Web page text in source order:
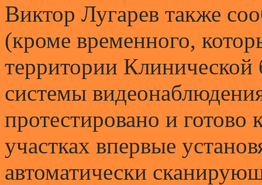
Виктор Лугарев также
(кроме временного,
территории
системы
протестировано и готово
участках впервые
автоматически